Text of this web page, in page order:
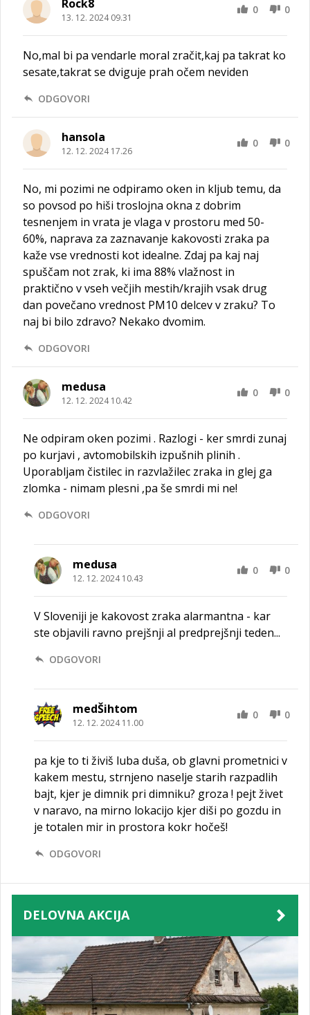
Rock8
13. 12. 2024 09.31
0 0
No,mal bi pa vendarle moral zračit,kaj pa takrat ko
sesate,takrat se dviguje prah očem neviden
ODGOVORI
hansola
12. 12. 2024 17.26
0 0
No, mi pozimi ne odpiramo oken in kljub temu, da
so povsod po hiši troslojna okna z dobrim
tesnenjem in vrata je vlaga v prostoru med 50-
60%, naprava za zaznavanje kakovosti zraka pa
kaže vse vrednosti kot idealne. Zdaj pa kaj naj
spuščam not zrak, ki ima 88% vlažnost in
praktično v vseh večjih mestih/krajih vsak drug
dan povečano vrednost PM10 delcev v zraku? To
naj bi bilo zdravo? Nekako dvomim.
ODGOVORI
medusa
12. 12. 2024 10.42
0 0
Ne odpiram oken pozimi . Razlogi - ker smrdi zunaj
po kurjavi , avtomobilskih izpušnih plinih .
Uporabljam čistilec in razvlažilec zraka in glej ga
zlomka - nimam plesni ,pa še smrdi mi ne!
ODGOVORI
medusa
12. 12. 2024 10.43
0 0
V Sloveniji je kakovost zraka alarmantna - kar
ste objavili ravno prejšnji al predprejšnji teden...
ODGOVORI
medŠihtom
12. 12. 2024 11.00
0 0
pa kje to ti živiš luba duša, ob glavni prometnici v
kakem mestu, strnjeno naselje starih razpadlih
bajt, kjer je dimnik pri dimniku? groza ! pejt živet
v naravo, na mirno lokacijo kjer diši po gozdu in
je totalen mir in prostora kokr hočeš!
ODGOVORI
DELOVNA AKCIJA